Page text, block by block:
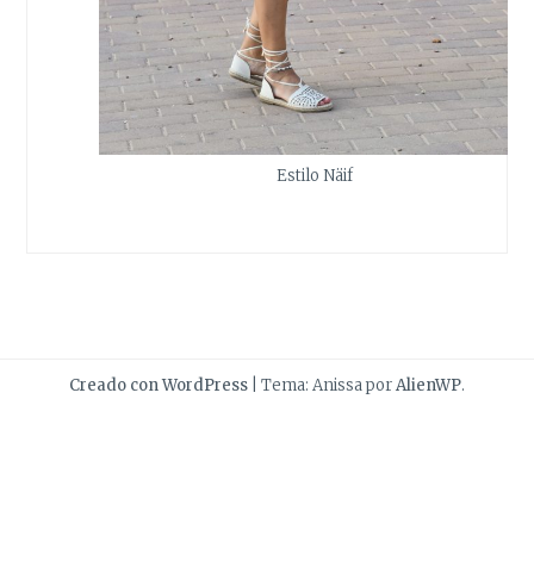
Estilo Näif
Creado con WordPress Tema: Anissa porAlienWP.